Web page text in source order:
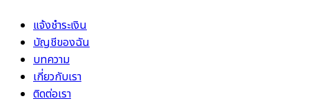
แจ้งชำระเงิน
บัญชีของฉัน
บทความ
เกี่ยวกับเรา
ติดต่อเรา